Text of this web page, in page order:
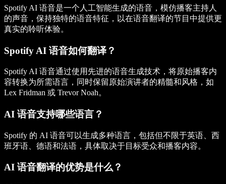
Spotify AI 语音是一个人工智能生成的语音，模仿播客主持人
的声音，保持独特的语音特征，以在语音翻译的节目中提供更
真实的聆听体验。
Spotify AI 语音如何翻译？
Spotify AI 语音通过使用先进的语音生成技术，将原始播客内
容转换为所需语言，同时保留原始演讲者的精髓和风格，如
Lex Fridman 或 Trevor Noah。
AI 语音支持哪些语言？
Spotify 的 AI 语音可以生成多种语言，包括但不限于英语、西
班牙语、德语和法语，具体取决于目标受众和播客内容。
AI 语音翻译的优势是什么？